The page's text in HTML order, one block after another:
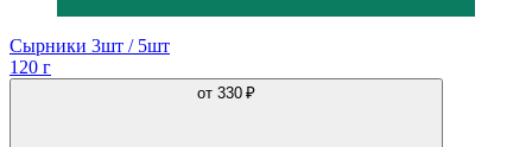
Сырники 3шт / 5шт
120 г
от 330 ₽